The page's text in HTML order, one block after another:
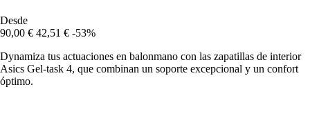
Desde
90,00 € 42,51 € -53%
Dynamiza tus actuaciones en balonmano con las zapatillas de interior
Asics Gel-task 4, que combinan un soporte excepcional y un confort
óptimo.